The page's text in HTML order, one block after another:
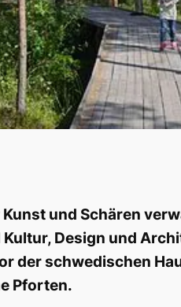
und Schären
Design und
der schwedischen
Pforten.